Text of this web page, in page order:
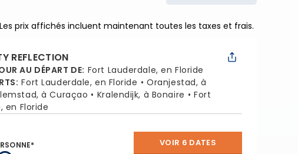
Les prix affichés incluent maintenant toutes les taxes et frais.
REFLECTION
AU DÉPART DE: Fort Lauderdale, en Floride
: Fort Lauderdale, en Floride
Oranjestad, à
à Curaçao Kralendijk, à Bonaire
Fort
en Floride
VOIR 6 DATES